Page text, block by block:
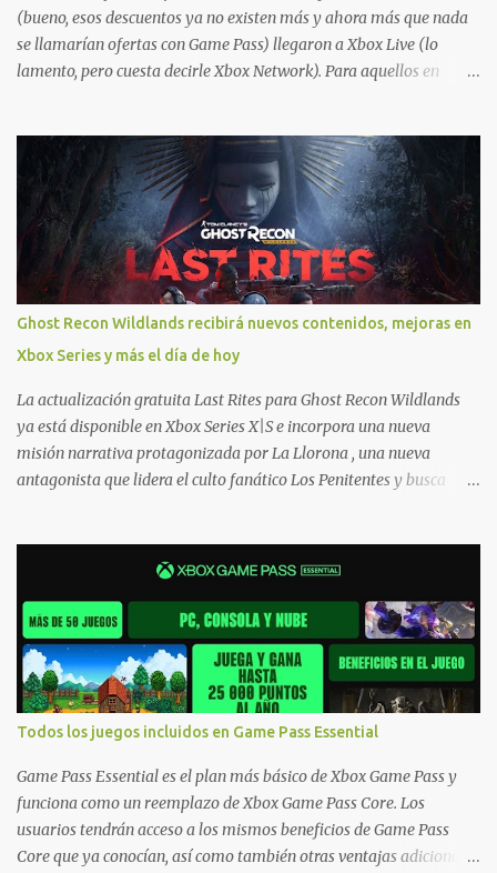
(bueno, esos descuentos ya no existen más y ahora más que nada
se llamarían ofertas con Game Pass) llegaron a Xbox Live (lo
lamento, pero cuesta decirle Xbox Network). Para aquellos en
jugarlos y mantener un progreso compartido en Windows PC y
Xbox, y tenemos un listado de juegos compatibles por acá . ¿Aún
necesitas una mano con las compras? Tenemos un tutorial extenso
o en vídeo para que se quiten todas las dudas generales de cómo
hacer compras en Xbox . Podes consultar un listado más completo
de promociones desde xbox.com. El post puede tener
actualizaciones regulares o cambios ante cualquier error. Ofertas
- Argentina Ofertas - Chile Ofertas - Colombia Ofertas - México
Ofertas - Estados Unidos Ofertas - España Todas las ofertas de
Xbox One también aplican a Xbox Series, a excepción de los jue...
Ghost Recon Wildlands recibirá nuevos contenidos, mejoras en
Xbox Series y más el día de hoy
La actualización gratuita Last Rites para Ghost Recon Wildlands
ya está disponible en Xbox Series X|S e incorpora una nueva
misión narrativa protagonizada por La Llorona , una nueva
antagonista que lidera el culto fanático Los Penitentes y busca
Predator , uno de los desafíos más recordados por la comunidad,
junto con múltiples mejoras centradas en ampliar la libertad de
juego. Uno de los aspectos más importantes de Last Rites es la
gran cantidad de opciones de personalización incorporadas. Ahora
es posible ocultar más elementos de la interfaz, incluyendo las
trayectorias de lanzamiento de granadas y el resaltado de objetos
interactivos, además de desactivar automáticamente los sonidos
asociados cuando la interfaz está oculta. También se añaden los
llamados "Parámetros Ghost" , que permiten activar la recarga
táctica, limitar el número de armas ...
Todos los juegos incluidos en Game Pass Essential
Game Pass Essential es el plan más básico de Xbox Game Pass y
funciona como un reemplazo de Xbox Game Pass Core. Los
usuarios tendrán acceso a los mismos beneficios de Game Pass
Core que ya conocían, así como también otras ventajas adicionales